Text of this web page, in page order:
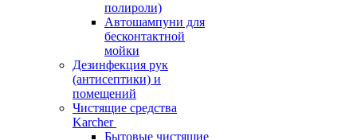
полироли)
Автошампуни для
бесконтактной
мойки
Дезинфекция рук
(антисептики) и
помещений
Чистящие средства
Karcher
Бытовые чистящие